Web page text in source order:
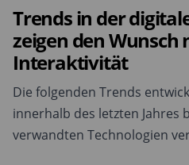
Trends in der
zeigen den Wunsch
Interaktivität
Die folgenden Trends
innerhalb des letzten Jahres
verwandten Technologien